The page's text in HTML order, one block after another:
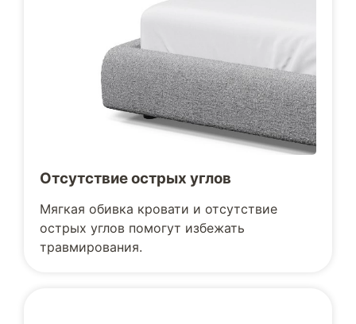
Отсутствие острых углов
Мягкая обивка кровати и отсутствие
острых углов помогут избежать
травмирования.